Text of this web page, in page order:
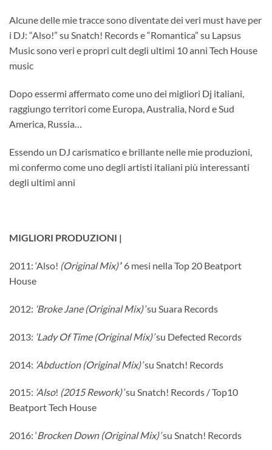
Alcune delle mie tracce sono diventate dei veri must have per
i DJ: “Also!” su Snatch! Records e “Romantica” su Lapsus
Music sono veri e propri cult degli ultimi 10 anni Tech House
music
Dopo essermi affermato come uno dei migliori Dj italiani,
raggiungo territori come Europa, Australia, Nord e Sud
America, Russia…
Essendo un DJ carismatico e brillante nelle mie produzioni,
mi confermo come uno degli artisti italiani più interessanti
degli ultimi anni
MIGLIORI PRODUZIONI |
2011: ‘Also! (Original Mix)’’ 6 mesi nella Top 20 Beatport
House
2012: ‘Broke Jane (Original Mix)’su Suara Records
2013: ‘Lady Of Time (Original Mix)’su Defected Records
2014: ‘Abduction (Original Mix)’su Snatch! Records
2015: ‘Also! (2015 Rework)’su Snatch! Records / Top10
Beatport Tech House
2016: ‘Brocken Down (Original Mix)’su Snatch! Records